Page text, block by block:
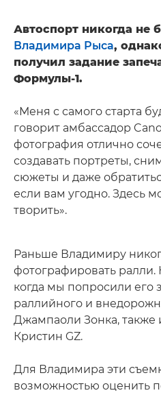
Автоспорт никогда не
Владимира Рыса,
получил задание
Формулы-1.
«Меня с самого старта
говорит амбассадор
фотография отлично
создавать портреты,
сюжеты и даже
если вам угодно. Здесь
творить».
Раньше Владимиру
фотографировать ралли.
когда мы попросили его
раллийного и
Джампаоли Зонка, также
Кристин GZ.
Для Владимира эти
возможностью оценить